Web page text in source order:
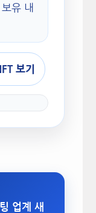
유 내
보기
업계 새